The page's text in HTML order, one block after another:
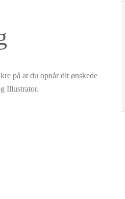
på at du opnår dit ønskede
Illustrator.